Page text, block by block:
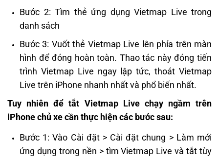
Bước 2: Tìm thẻ ứng dụng Vietmap Live trong
danh sách
Bước 3: Vuốt thẻ Vietmap Live lên phía trên màn
hình để đóng hoàn toàn. Thao tác này đóng tiến
trình Vietmap Live ngay lập tức, thoát Vietmap
Live trên iPhone nhanh nhất và phổ biến nhất.
Tuy nhiên để tắt Vietmap Live chạy ngầm trên
iPhone chủ xe cần thực hiện các bước sau:
Bước 1: Vào Cài đặt > Cài đặt chung > Làm mới
ứng dụng trong nền > tìm Vietmap Live và tắt tùy